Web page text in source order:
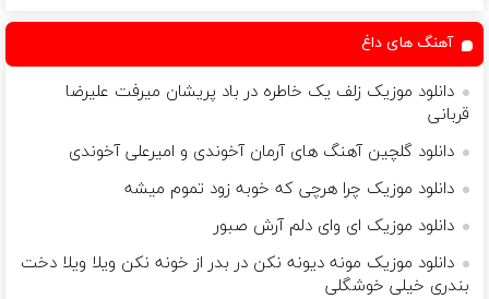
آهنگ های داغ
دانلود موزیک زلف یک خاطره در باد پریشان میرفت علیرضا
قربانی
دانلود گلچین آهنگ های آرمان آخوندی و امیرعلی آخوندی
دانلود موزیک چرا هرچی که خوبه زود تموم میشه
دانلود موزیک ای وای دلم آرش صبور
دانلود موزیک مونه دیونه نکن در بدر از خونه نکن ویلا ویلا دخت
بندری خیلی خوشگلی